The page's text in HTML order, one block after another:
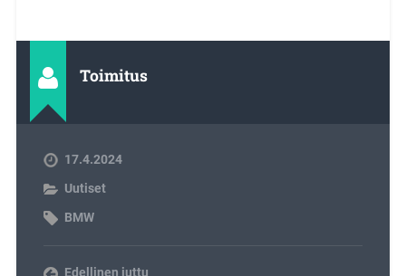
Toimitus
17.4.2024
Uutiset
BMW
Edellinen juttu